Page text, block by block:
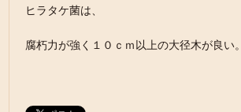
ヒラタケ菌は、
腐朽力が強く１０ｃｍ以上の大径木が良い。